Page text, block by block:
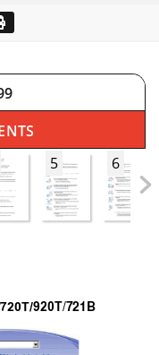
5 6
920T/721B